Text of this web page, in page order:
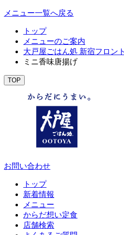
メニュー一覧へ戻る
トップ
メニューのご案内
大戸屋ごはん処 新宿フロン
ミニ香味唐揚げ
TOP
お問い合わせ
トップ
新着情報
メニュー
からだ想い定食
店舗検索